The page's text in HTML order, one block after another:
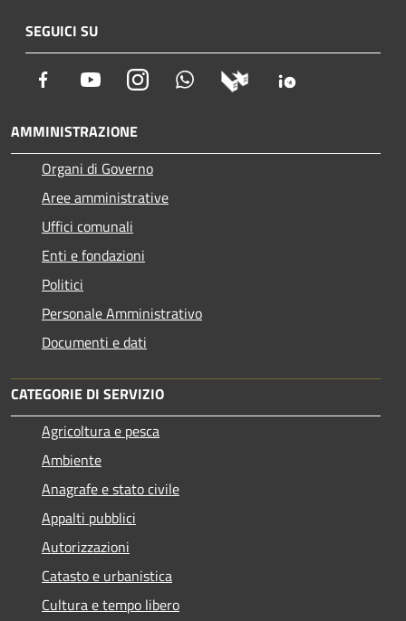
SEGUICI SU
Facebook YoutubeInstagram Whatsapp
AMMINISTRAZIONE
Organi di Governo
Aree amministrative
Uffici comunali
Enti e fondazioni
Politici
Personale Amministrativo
Documenti e dati
CATEGORIE DI SERVIZIO
Agricoltura e pesca
Ambiente
Anagrafe e stato civile
Appalti pubblici
Autorizzazioni
Catasto e urbanistica
Cultura e tempo libero